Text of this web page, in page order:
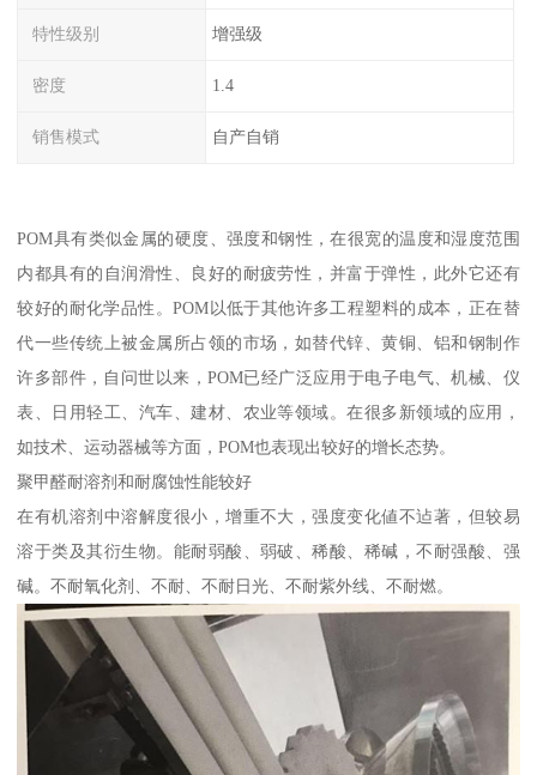
特性级别 增强级
密度 1.4
销售模式 自产自销
POM具有类似金属的硬度、强度和钢性，在很宽的温度和湿度范围
内都具有的自润滑性、良好的耐疲劳性，并富于弹性，此外它还有
较好的耐化学品性。POM以低于其他许多工程塑料的成本，正在替
代一些传统上被金属所占领的市场，如替代锌、黄铜、铝和钢制作
许多部件，自问世以来，POM已经广泛应用于电子电气、机械、仪
表、日用轻工、汽车、建材、农业等领域。在很多新领域的应用，
如技术、运动器械等方面，POM也表现出较好的增长态势。
聚甲醛耐溶剂和耐腐蚀性能较好
在有机溶剂中溶解度很小，增重不大，强度变化値不迠著，但较易
溶于类及其衍生物。能耐弱酸、弱破、稀酸、稀碱，不耐强酸、强
碱。不耐氧化剂、不耐、不耐日光、不耐紫外线、不耐燃。